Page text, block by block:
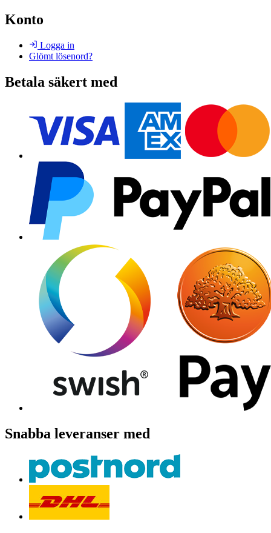
Konto
Logga in
Glömt lösenord?
Betala säkert med
Snabba leveranser med